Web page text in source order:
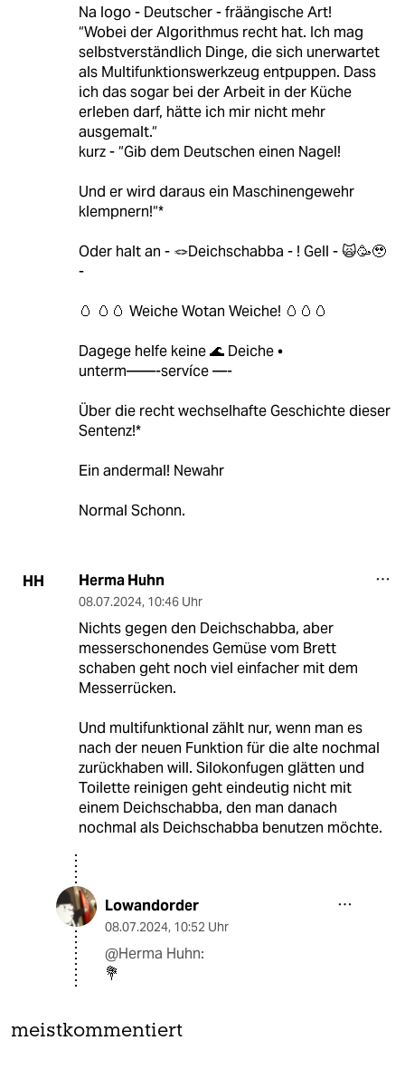
Na logo - Deutscher - fräängische Art!
“Wobei der Algorithmus recht hat. Ich mag
selbstverständlich Dinge, die sich unerwartet
als Multifunktionswerkzeug entpuppen. Dass
ich das sogar bei der Arbeit in der Küche
erleben darf, hätte ich mir nicht mehr
ausgemalt.“
kurz - “Gib dem Deutschen einen Nagel!
Und er wird daraus ein Maschinengewehr
klempnern!“*
Oder halt an - 🪢Deichschabba - ! Gell - 🙀🥳🥹
-
🥚 🥚🥚 Weiche Wotan Weiche! 🥚🥚🥚
Dagege helfe keine 🌊 Deiche •
unterm——-servíce —-
Über die recht wechselhafte Geschichte dieser
Sentenz!*
Ein andermal! Newahr
Normal Schonn.
HH Herma Huhn
08.07.2024, 10:46 Uhr
Nichts gegen den Deichschabba, aber
messerschonendes Gemüse vom Brett
schaben geht noch viel einfacher mit dem
Messerrücken.
Und multifunktional zählt nur, wenn man es
nach der neuen Funktion für die alte nochmal
zurückhaben will. Silokonfugen glätten und
Toilette reinigen geht eindeutig nicht mit
einem Deichschabba, den man danach
nochmal als Deichschabba benutzen möchte.
Lowandorder
08.07.2024, 10:52 Uhr
@Herma Huhn:
💐
meistkommentiert